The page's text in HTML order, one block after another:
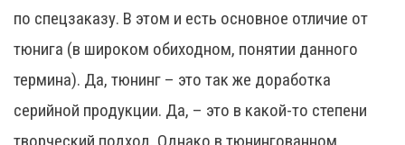
по спецзаказу. В этом и есть основное отличие от
тюнига (в широком обиходном, понятии данного
термина). Да, тюнинг – это так же доработка
серийной продукции. Да, – это в какой-то степени